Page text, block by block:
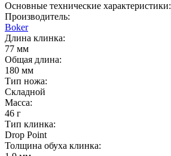
Основные технические характеристики:
Производитель:
Boker
Длина клинка:
77 мм
Общая длина:
180 мм
Тип ножа:
Складной
Масса:
46 г
Тип клинка:
Drop Point
Толщина обуха клинка: